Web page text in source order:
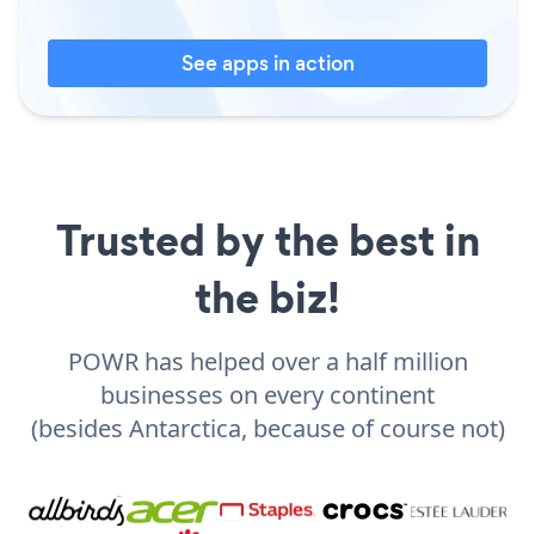
See apps in action
Trusted by the best in
the biz!
POWR has helped over a half million
businesses on every continent
(besides Antarctica, because of course not)